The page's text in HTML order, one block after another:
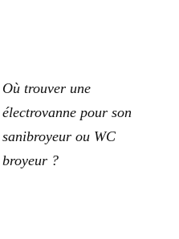
Où trouver une
électrovanne pour son
sanibroyeur ou WC
broyeur ?